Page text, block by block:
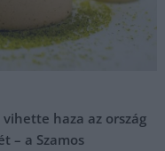
haza az ország
– a Szamos